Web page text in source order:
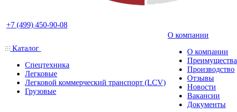
+7 (499) 450-90-08
Каталог
Спецтехника
Легковые
Легковой коммерческий транспорт (LCV)
Грузовые
О компании
О компании
Преимущества
Производство
Отзывы
Новости
Вакансии
Документы